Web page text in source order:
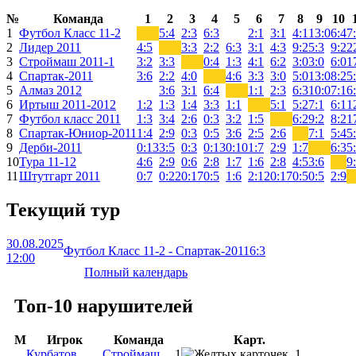
№ Команда 1 2 3 4 5 6 7 8 9 10
1 Футбол Класс 11-2 5:4 2:3 6:3 2:1 3:1 4:113:06:4
2 Лидер 2011 4:5 3:3 2:2 6:3 3:1 4:3 9:25:3 9:2
3 Строймаш 2011-1 3:2 3:3 0:4 1:3 4:1 6:2 3:03:0 6:0
4 Спартак-2011 3:6 2:2 4:0 4:6 3:3 3:0 5:013:08:2
5 Алмаз 2012 3:6 3:1 6:4 1:1 2:3 6:310:07:1
6 Иртыш 2011-2012 1:2 1:3 1:4 3:3 1:1 5:1 5:27:1 6:1
7 Футбол класс 2011 1:3 3:4 2:6 0:3 3:2 1:5 6:29:2 8:2
8 Спартак-Юниор-20111:4 2:9 0:3 0:5 3:6 2:5 2:6 7:1 5:4
9 Дерби-2011 0:133:5 0:3 0:130:101:7 2:9 1:7 6:3
10Тура 11-12 4:6 2:9 0:6 2:8 1:7 1:6 2:8 4:53:6
11Штутгарт 2011 0:7 0:220:170:5 1:6 2:120:170:50:5 2:9
Текущий тур
30.08.2025
12:00
Футбол Класс 11-2 - Спартак-20116:3
Полный календарь
Топ-10 нарушителей
М Игрок Команда
Карт.